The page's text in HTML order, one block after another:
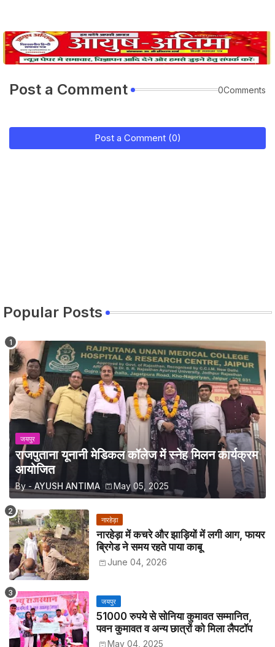
Post a Comment 0Comments
Post a Comment (0)
Popular Posts
जयपुर
राजपुताना यूनानी मेडिकल कॉलेज में स्नेह मिलन कार्यक्रम
आयोजित
By - AYUSH ANTIMA May 05, 2025
नारहेड़ा
नारहेड़ा में कचरे और झाड़ियों में लगी आग, फायर
ब्रिगेड ने समय रहते पाया काबू
June 04, 2026
जयपुर
51000 रुपये से सोनिया कुमावत सम्मानित,
पवन कुमावत व अन्य छात्रों को मिला लैपटॉप
May 04, 2025